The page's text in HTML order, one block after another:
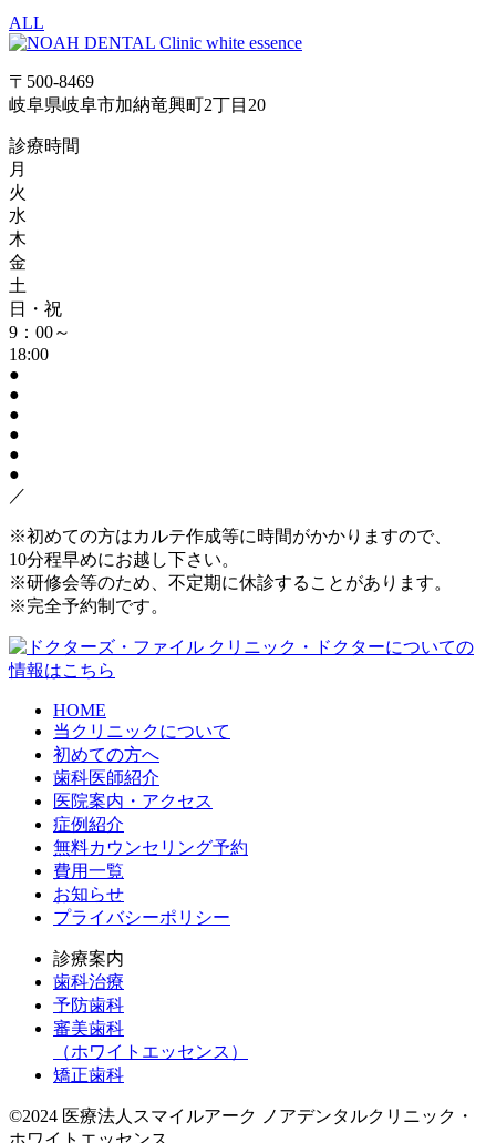
ALL
〒500-8469
岐阜県岐阜市加納竜興町2丁目20
診療時間
月
火
水
木
金
土
日・祝
9：00～
18:00
●
●
●
●
●
●
／
※初めての方はカルテ作成等に時間がかかりますので、
10分程早めにお越し下さい。
※研修会等のため、不定期に休診することがあります。
※完全予約制です。
HOME
当クリニックについて
初めての方へ
歯科医師紹介
医院案内・アクセス
症例紹介
無料カウンセリング予約
費用一覧
お知らせ
プライバシーポリシー
診療案内
歯科治療
予防歯科
審美歯科
（ホワイトエッセンス）
矯正歯科
©2024 医療法人スマイルアーク ノアデンタルクリニック・
ホワイトエッセンス.